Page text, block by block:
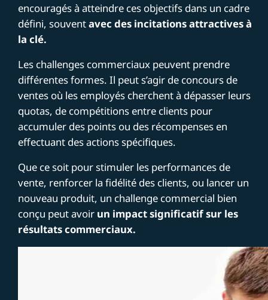
encouragés à atteindre ces objectifs dans un cadre
défini, souventavec des incitations attractives à
la clé.
Les challenges commerciaux peuvent prendre
différentes formes. Il peut s’agir de concours de
ventes où les employés cherchent à dépasser leurs
quotas, de compétitions entre clients pour
accumuler des points ou des récompenses en
effectuant des actions spécifiques.
Que ce soit pour stimuler les performances de
vente, renforcer la fidélité des clients, ou lancer un
nouveau produit, un challenge commercial bien
conçu peut avoir un impact significatif sur les
résultats commerciaux.